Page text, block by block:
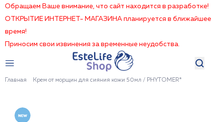
Обращаем Ваше внимание, что сайт находится в разработке!
ОТКРЫТИЕ ИНТЕРНЕТ- МАГАЗИНА планируется в ближайшее
время!
Приносим свои извинения за временные неудобства.
Главная Крем от морщин для сияния кожи 50мл / PHYTOMER*